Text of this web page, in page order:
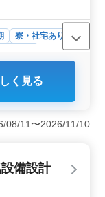
寮・社宅あり
現場管理経験
豊富な経験を
整っていま
ョン＞ 現場
ションを重視
る仕事で
収550〜700万
勤手当や健康
く見る
11〜2026/11/10
備設計